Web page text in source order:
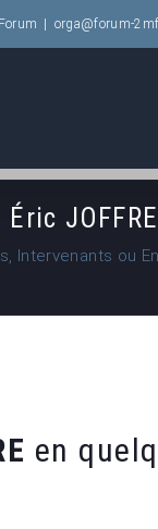
orga@forum-
Éric
Intervenants ou
en